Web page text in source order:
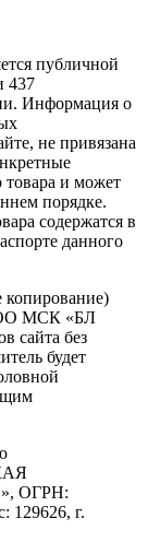
публичной
437
Информация о
не привязана
товара и может
порядке.
содержатся в
данного
копирование)
МСК «БЛ
сайта без
будет
ОГРН:
129626, г.